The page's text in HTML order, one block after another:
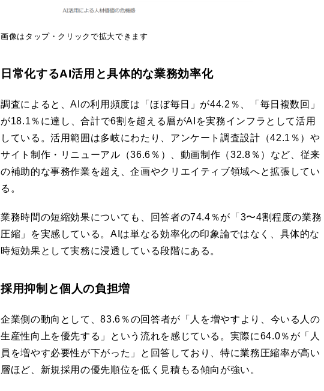
画像はタップ・クリックで拡大できます
日常化するAI活用と具体的な業務効率化
調査によると、AIの利用頻度は「ほぼ毎日」が44.2％、「毎日複数回」
が18.1％に達し、合計で6割を超える層がAIを実務インフラとして活用
している。活用範囲は多岐にわたり、アンケート調査設計（42.1％）や
サイト制作・リニューアル（36.6％）、動画制作（32.8％）など、従来
の補助的な事務作業を超え、企画やクリエイティブ領域へと拡張してい
る。
業務時間の短縮効果についても、回答者の74.4％が「3〜4割程度の業務
圧縮」を実感している。AIは単なる効率化の印象論ではなく、具体的な
時短効果として実務に浸透している段階にある。
採用抑制と個人の負担増
企業側の動向として、83.6％の回答者が「人を増やすより、今いる人の
生産性向上を優先する」という流れを感じている。実際に64.0％が「人
員を増やす必要性が下がった」と回答しており、特に業務圧縮率が高い
層ほど、新規採用の優先順位を低く見積もる傾向が強い。